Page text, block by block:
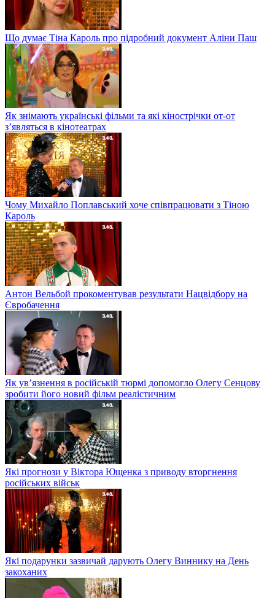
Що думає Тіна Кароль про підробний документ Аліни Паш
Як знімають українські фільми та які кінострічки от-от
з’являться в кінотеатрах
Чому Михайло Поплавський хоче співпрацювати з Тіною
Кароль
Антон Вельбой прокоментував результати Нацвідбору на
Євробачення
Як ув’язнення в російській тюрмі допомогло Олегу Сенцову
зробити його новий фільм реалістичним
Які прогнози у Віктора Ющенка з приводу вторгнення
російських військ
Які подарунки зазвичай дарують Олегу Виннику на День
закоханих